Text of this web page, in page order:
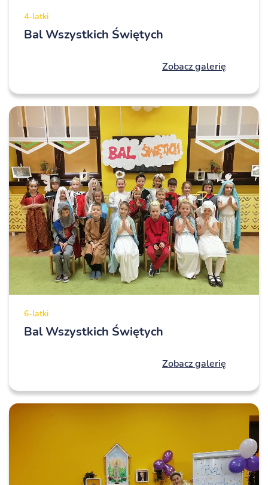
4-latki
Bal Wszystkich Świętych
Zobacz galerię
6-latki
Bal Wszystkich Świętych
Zobacz galerię